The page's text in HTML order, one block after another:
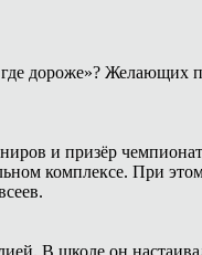
где дороже»?
и призёр
комплексе. При
В школе он